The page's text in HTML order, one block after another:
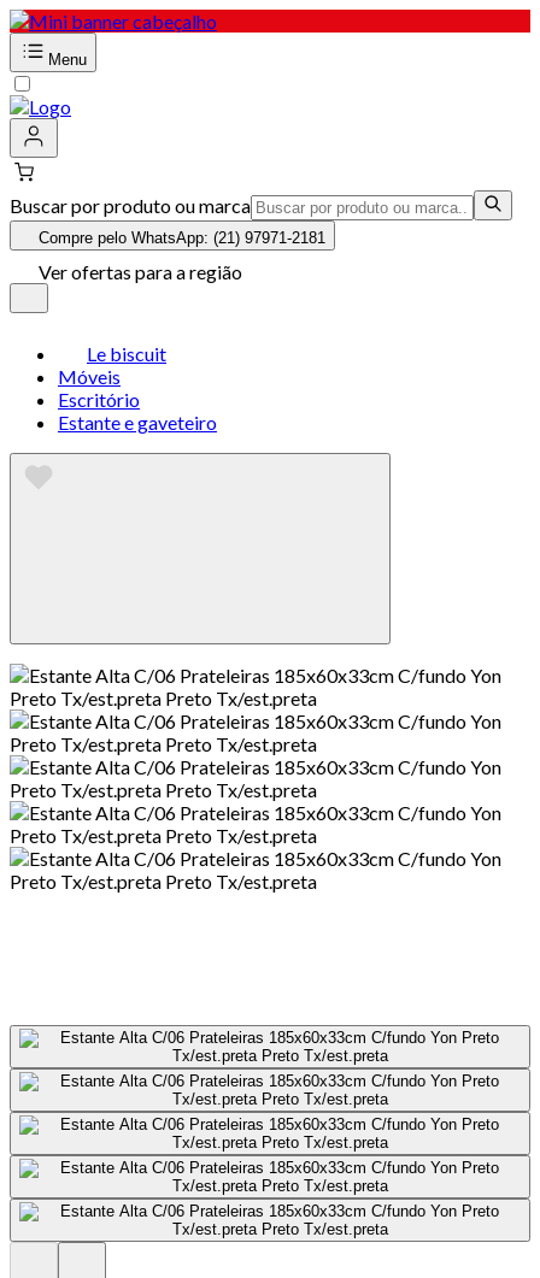
Menu
Buscar por produto ou marca
Compre pelo WhatsApp: (21) 97971-2181
Ver ofertas para a região
Le biscuit
Móveis
Escritório
Estante e gaveteiro